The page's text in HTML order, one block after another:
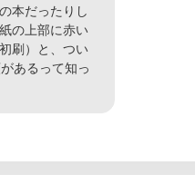
本だったりし
の上部に赤い
刷）と、つい
あるって知っ